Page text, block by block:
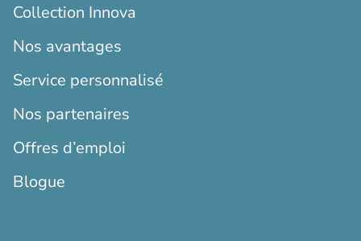
Collection Innova
Nos avantages
Service personnalisé
Nos partenaires
Offres d’emploi
Blogue